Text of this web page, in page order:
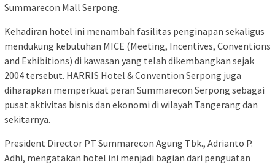
Summarecon Mall Serpong.
Kehadiran hotel ini menambah fasilitas penginapan sekaligus
mendukung kebutuhan MICE (Meeting, Incentives, Conventions
and Exhibitions) di kawasan yang telah dikembangkan sejak
2004 tersebut. HARRIS Hotel & Convention Serpong juga
diharapkan memperkuat peran Summarecon Serpong sebagai
pusat aktivitas bisnis dan ekonomi di wilayah Tangerang dan
sekitarnya.
President Director PT Summarecon Agung Tbk., Adrianto P.
Adhi, mengatakan hotel ini menjadi bagian dari penguatan